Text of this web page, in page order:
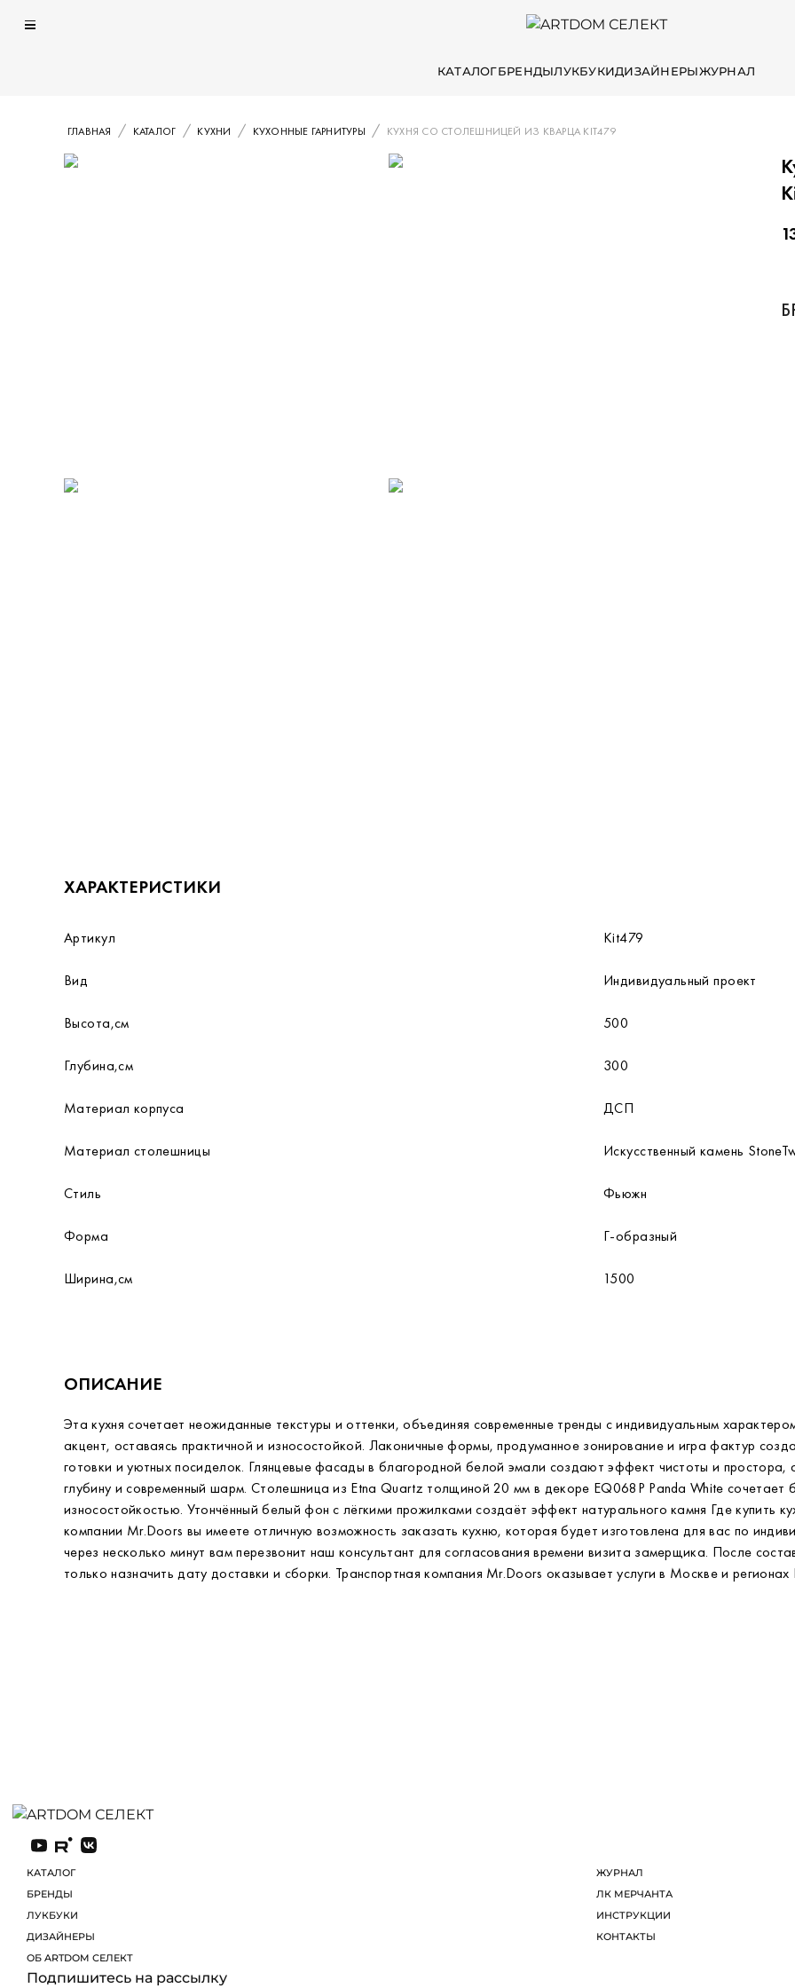
КАТАЛОГБРЕНДЫЛУКБУКИДИЗАЙНЕРЫЖУРНАЛ
ГЛАВНАЯ КАТАЛОГ КУХНИ КУХОННЫЕ ГАРНИТУРЫ КУХНЯ СО СТОЛЕШНИЦЕЙ ИЗ КВАРЦА KIT479
ХАРАКТЕРИСТИКИ
Артикул Kit479
Вид Индивидуальный проект
Высота,см 500
Глубина,см 300
Материал корпуса ДСП
Материал столешницы Искусственный камень
Стиль Фьюжн
Форма Г-образный
Ширина,см 1500
ОПИСАНИЕ
Эта кухня сочетает неожиданные текстуры и оттенки, объединяя современные тренды с индивидуальным
акцент, оставаясь практичной и износостойкой. Лаконичные формы, продуманное зонирование и игра фактур
готовки и уютных посиделок. Глянцевые фасады в благородной белой эмали создают эффект чистоты и
глубину и современный шарм. Столешница из Etna Quartz толщиной 20 мм в декоре EQ068P Panda White сочетает
износостойкостью. Утончённый белый фон с лёгкими прожилками создаёт эффект натурального камня Где купить
компании Mr.Doors вы имеете отличную возможность заказать кухню, которая будет изготовлена для вас по
через несколько минут вам перезвонит наш консультант для согласования времени визита замерщика. После
только назначить дату доставки и сборки. Транспортная компания Mr.Doors оказывает услуги в Москве и регионах
КАТАЛОГ
БРЕНДЫ
ЛУКБУКИ
Подпишитесь на рассылку
Регулярно отправляем самые интересные новинки